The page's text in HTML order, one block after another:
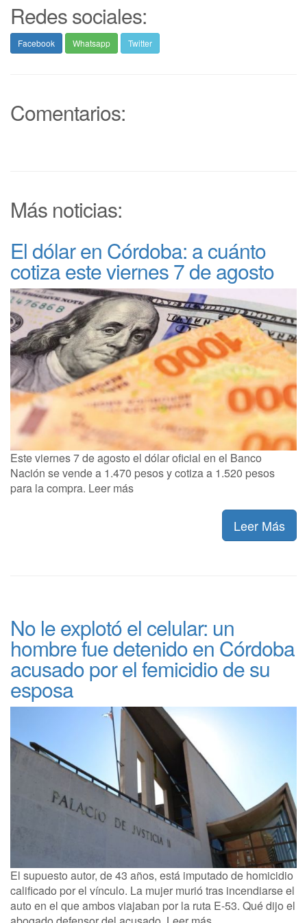
Redes sociales:
Facebook Whatsapp Twitter
Comentarios:
Más noticias:
El dólar en Córdoba: a cuánto
cotiza este viernes 7 de agosto
Este viernes 7 de agosto el dólar oficial en el Banco
Nación se vende a 1.470 pesos y cotiza a 1.520 pesos
para la compra. Leer más
Leer Más
No le explotó el celular: un
hombre fue detenido en Córdoba
acusado por el femicidio de su
esposa
El supuesto autor, de 43 años, está imputado de homicidio
calificado por el vínculo. La mujer murió tras incendiarse el
auto en el que ambos viajaban por la ruta E-53. Qué dijo el